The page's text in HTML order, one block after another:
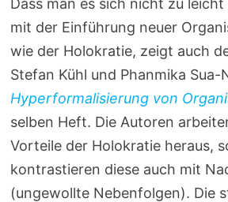
Dass man es sich nicht zu
mit der Einführung neuer
wie der Holokratie, zeigt auch
Stefan Kühl und Phanmika Sua-
Hyperformalisierung von
selben Heft. Die Autoren
Vorteile der Holokratie heraus,
kontrastieren diese auch mit
(ungewollte Nebenfolgen). Die